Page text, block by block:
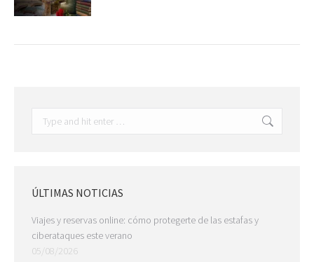
ÚLTIMAS NOTICIAS
Viajes y reservas online: cómo protegerte de las estafas y
ciberataques este verano
05/08/2026